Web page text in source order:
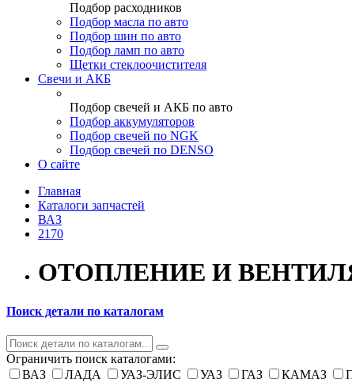
Подбор расходников
Подбор масла по авто
Подбор шин по авто
Подбор ламп по авто
Щетки стеклоочистителя
Свечи и АКБ
Подбор свечей и АКБ по авто
Подбор аккумуляторов
Подбор свечей по NGK
Подбор свечей по DENSO
О сайте
Главная
Каталоги запчастей
ВАЗ
2170
ОТОПЛЕНИЕ И
Поиск детали по каталогам
Ограничить поиск каталогами:
ВАЗ
ЛАДА УАЗ-ЭЛИС УАЗ ГАЗ КАМАЗ